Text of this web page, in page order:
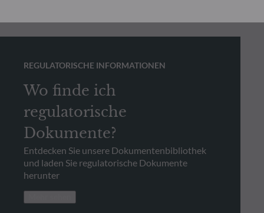
REGULATORISCHE INFORMATIONEN
Wo finde ich
regulatorische
Dokumente?
Entdecken Sie unsere Dokumentenbibliothek
und laden Sie regulatorische Dokumente
herunter